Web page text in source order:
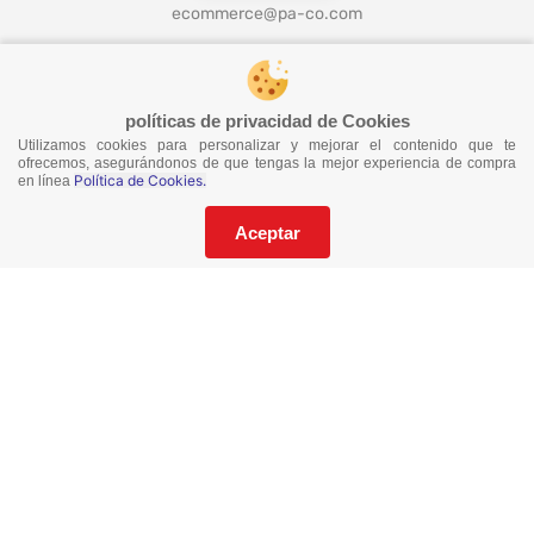
políticas de privacidad de Cookies
Utilizamos cookies para personalizar y mejorar el contenido que te
ofrecemos, asegurándonos de que tengas la mejor experiencia de compra
en línea Política de Cookies.
Aceptar
ecommerce@pa-co.com
¡Síguenos en redes!
¡No te pierdas nuestras ofertas!
Suscríbete a nuestro Catalogo